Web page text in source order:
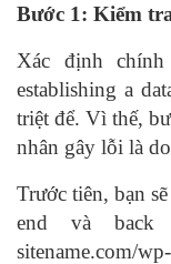
Bước 1: Kiểm
Xác định
establishing a
triệt để. Vì thế,
nhân gây lỗi là
Trước tiên, bạn
end và back